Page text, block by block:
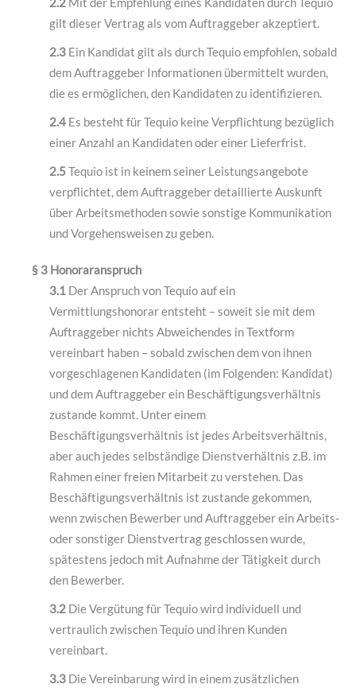
2.2Mit der Empfehlung eines Kandidaten durch Tequio
gilt dieser Vertrag als vom Auftraggeber akzeptiert.
2.3Ein Kandidat gilt als durch Tequio empfohlen, sobald
dem Auftraggeber Informationen übermittelt wurden,
die es ermöglichen, den Kandidaten zu identifizieren.
2.4Es besteht für Tequio keine Verpflichtung bezüglich
einer Anzahl an Kandidaten oder einer Lieferfrist.
2.5Tequio ist in keinem seiner Leistungsangebote
verpflichtet, dem Auftraggeber detaillierte Auskunft
über Arbeitsmethoden sowie sonstige Kommunikation
und Vorgehensweisen zu geben.
§ 3 Honoraranspruch
3.1Der Anspruch von Tequio auf ein
Vermittlungshonorar entsteht – soweit sie mit dem
Auftraggeber nichts Abweichendes in Textform
vereinbart haben – sobald zwischen dem von ihnen
vorgeschlagenen Kandidaten (im Folgenden: Kandidat)
und dem Auftraggeber ein Beschäftigungsverhältnis
zustande kommt. Unter einem
Beschäftigungsverhältnis ist jedes Arbeitsverhältnis,
aber auch jedes selbständige Dienstverhältnis z.B. im
Rahmen einer freien Mitarbeit zu verstehen. Das
Beschäftigungsverhältnis ist zustande gekommen,
wenn zwischen Bewerber und Auftraggeber ein Arbeits-
oder sonstiger Dienstvertrag geschlossen wurde,
spätestens jedoch mit Aufnahme der Tätigkeit durch
den Bewerber.
3.2Die Vergütung für Tequio wird individuell und
vertraulich zwischen Tequio und ihren Kunden
vereinbart.
3.3Die Vereinbarung wird in einem zusätzlichen